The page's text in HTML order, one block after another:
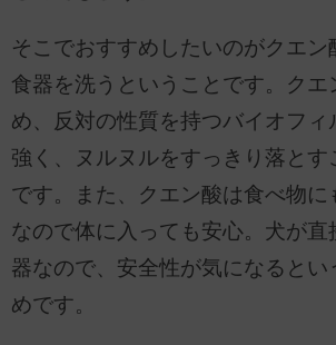
そこでおすすめしたいのがクエン
食器を洗うということです。クエ
め、反対の性質を持つバイオフィ
強く、ヌルヌルをすっきり落とす
です。また、クエン酸は食べ物に
なので体に入っても安心。犬が直
器なので、安全性が気になるとい
めです。